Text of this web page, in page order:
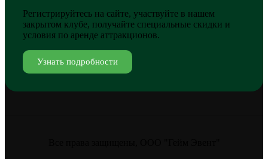
Регистрируйтесь на сайте, участвуйте в нашем
закрытом клубе, получайте специальные скидки и
условия по аренде аттракционов.
Узнать подробности